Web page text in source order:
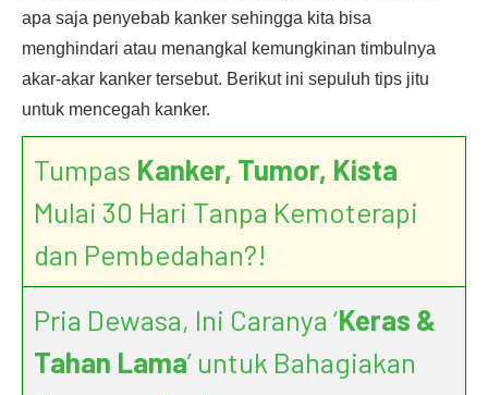
apa saja penyebab kanker sehingga kita bisa
menghindari atau menangkal kemungkinan timbulnya
akar-akar kanker tersebut. Berikut ini sepuluh tips jitu
untuk mencegah kanker.
Tumpas Kanker, Tumor, Kista
Mulai 30 Hari Tanpa Kemoterapi
dan Pembedahan?!
Pria Dewasa, Ini Caranya ‘Keras &
Tahan Lama’ untuk Bahagiakan